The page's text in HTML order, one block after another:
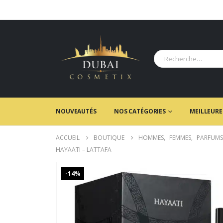
NOUVEAUTÉS NOS CATÉGORIES
ACCUEIL BOUTIQUE HOMMES, FEMMES,
HAYAATI – LATTAFA
-14%